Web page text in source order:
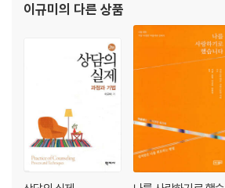
제6장 학교폭력 관련 법령 및 정책
2. 학교폭력 관련 정책
3. 해외의 학교폭력 관련 정책
제7장 학교차원의 학교폭력 정책
1. 교육부와 시·도 교육청의 학교폭력 정책
이규미 의 다른 상품